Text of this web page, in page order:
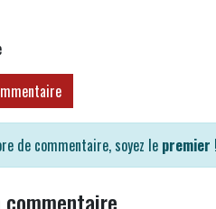
de commentaire, soyez le premier !
commentaire